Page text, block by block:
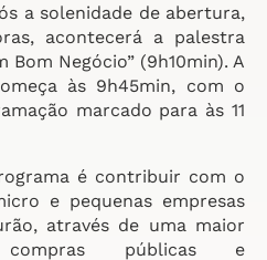
a solenidade de abertura,
acontecerá a palestra
Bom Negócio” (9h10min). A
às 9h45min, com o
marcado para às 11
é contribuir com o
e pequenas empresas
através de uma maior
públicas e